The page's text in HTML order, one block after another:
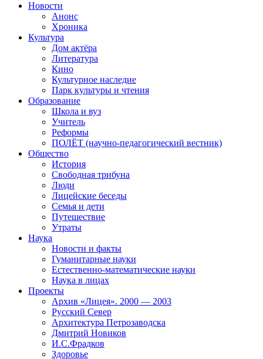
Новости
Анонс
Хроника
Культура
Дом актёра
Литература
Кино
Культурное наследие
Парк культуры и чтения
Образование
Школа и вуз
Учитель
Реформы
ПОЛЁТ (научно-педагогический вестник)
Общество
История
Свободная трибуна
Люди
Лицейские беседы
Семья и дети
Путешествие
Утраты
Наука
Новости и факты
Гуманитарные науки
Естественно-математические науки
Наука в лицах
Проекты
Архив «Лицея». 2000 — 2003
Русский Север
Архитектура Петрозаводска
Дмитрий Новиков
И.С.Фрадков
Здоровье